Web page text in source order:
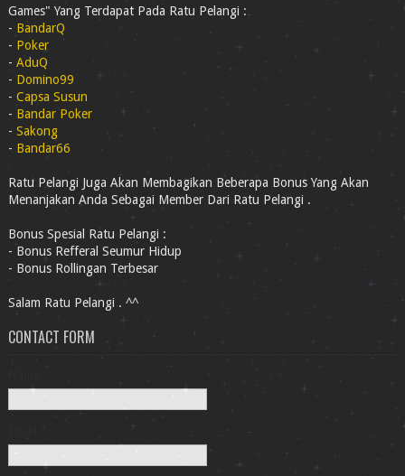
Games" Yang Terdapat Pada Ratu Pelangi :
- BandarQ
- Poker
- AduQ
- Domino99
- Capsa Susun
- Bandar Poker
- Sakong
- Bandar66
Ratu Pelangi Juga Akan Membagikan Beberapa Bonus Yang Akan
Menanjakan Anda Sebagai Member Dari Ratu Pelangi .
Bonus Spesial Ratu Pelangi :
- Bonus Refferal Seumur Hidup
- Bonus Rollingan Terbesar
Salam Ratu Pelangi . ^^
CONTACT FORM
Name